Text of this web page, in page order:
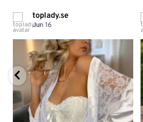
toplady.se
Jun 16